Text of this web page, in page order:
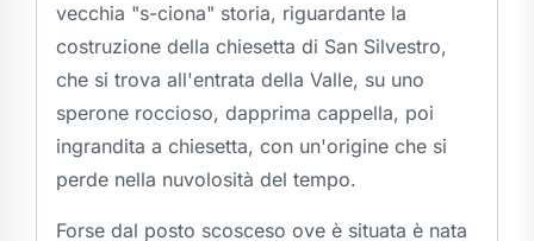
vecchia "s-ciona" storia, riguardante la
costruzione della chiesetta di San Silvestro,
che si trova all'entrata della Valle, su uno
sperone roccioso, dapprima cappella, poi
ingrandita a chiesetta, con un'origine che si
perde nella nuvolosità del tempo.
Forse dal posto scosceso ove è situata è nata